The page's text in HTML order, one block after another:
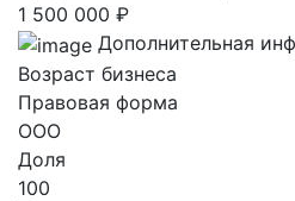
1 500 000 ₽
Дополнительная
Возраст бизнеса
Правовая форма
ООО
Доля
100